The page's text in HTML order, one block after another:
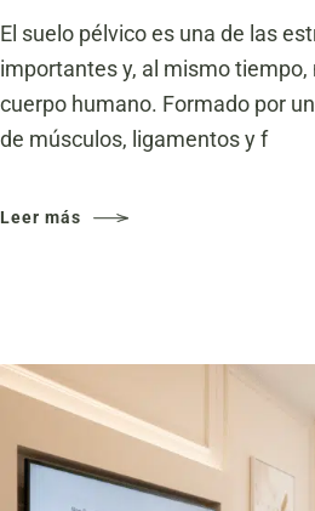
El suelo pélvico es una de las
importantes y, al mismo
cuerpo humano. Formado por
de músculos, ligamentos y f
Leer más